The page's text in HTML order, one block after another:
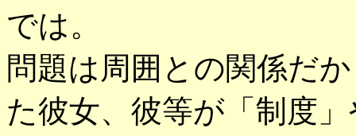
では。
問題は周囲との関係だ
た彼女、彼等が「制度